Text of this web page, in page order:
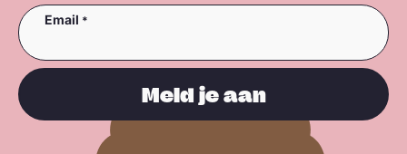
Email
Meld je aan